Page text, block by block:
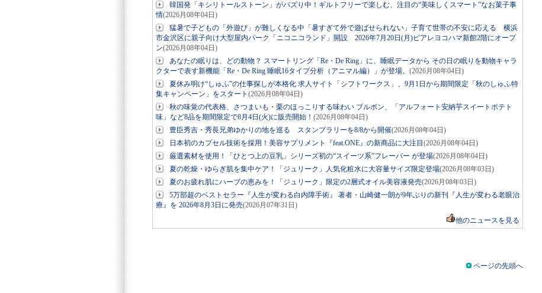
韓国発「キシリトールストーン」がバズり中！ギルトフリーで楽しむ、注目の“美味しくスマート”なお菓子事
情(2026月08年04日)
猛暑で子どもの「外遊び」が難しくなる中「暑すぎて外で遊ばせられない」子育て世帯の不安に応える 横浜
市金沢区に親子向け大型屋内パーク「ニコニコランド」開設 2026年7月20日(月)ビアレヨコハマ新館2階にオープ
ン(2026月08年04日)
あなたの眠りは、どの動物？ スマートリング「Re・De Ring」に、睡眠データから その日の眠りを動物キャラ
クターで表す新機能「Re・De Ring 睡眠16タイプ分析（アニマル編）」が登場。 (2026月08年04日)
夏休み明け“しゅふ”の仕事探しが本格化 求人サイト「シフトワークス」、9月1日から期間限定「秋のしゅふ特
集キャンペーン」をスタート (2026月08年04日)
秋の味覚の代表格、さつまいも・栗のほっこりする味わい ブルボン、「アルフォート安納芋スイートポテト
味」など8品を期間限定で8月4日(火)に販売開始！ (2026月08年04日)
豊臣秀吉・秀長兄弟ゆかりの地を巡る スタンプラリーを8/8から開催(2026月08年04日)
日本初のカプセル技術を採用！美容サプリメント『feat.ONE』の新商品に大注目 (2026月08年04日)
厳選素材を使用！「ひとつ上の豆乳」シリーズ初の“スイーツ系”フレーバー が登場(2026月08年04日)
夏の乾燥・ゆらぎ肌を集中ケア！「ジュリーク」人気化粧水に大容量サイズ限定登場(2026月08年03日)
夏のお疲れ肌にハーブの恵みを！「ジュリーク」限定の2層式オイル美容液発売(2026月08年03日)
5万部超のベストセラー『人生が変わる白内障手術』 著者・山崎健一朗が9年ぶりの新刊『人生が変わる老眼治
療』を 2026年8月3日に発売(2026月07年31日)
他のニュースを見る
ページの先頭へ